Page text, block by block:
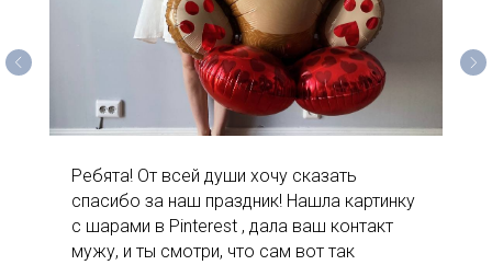
Ребята! От всей души хочу сказать
спасибо за наш праздник! Нашла картинку
с шарами в Pinterest , дала ваш контакт
мужу, и ты смотри, что сам вот так